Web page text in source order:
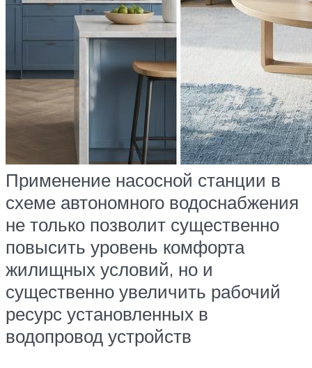
Применение насосной станции в
схеме автономного водоснабжения
не только позволит существенно
повысить уровень комфорта
жилищных условий, но и
существенно увеличить рабочий
ресурс установленных в
водопровод устройств